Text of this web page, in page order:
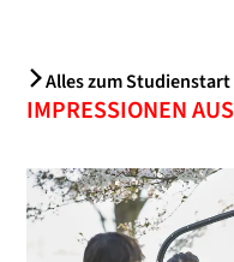
Alles zum Studienstart
IMPRESSIONEN